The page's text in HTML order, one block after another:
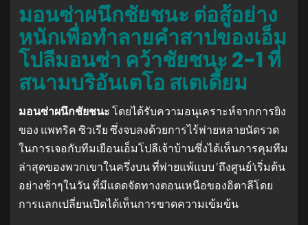
มอนซ่าผนึกชัยชนะ ต่อสู้อย่าง
หนักเพื่อทําลายคําสาปของเอ็ม
โปลีมอนซ่า คว้าชัยชนะ 2-1 ที่
สนามบริอันเตโอ สเตเดี้ยม
มอนซ่าผนึกชัยชนะ โดยได้รับความอนุเคราะห์จากการยิง
ของ แพทริค ซิวเรีย ซึ่งจบลงด้วยการไร้พ่ายหลายนัดรวด
ในการเจอกับทีมเยือนเอ็มโปลีเจ้าบ้านซึ่งได้เห็นการคุมทีม
ล่าสุดของพวกเขาในครึ่งบน ที่พ่ายแพ้แบบ ‘ถึงศูนย์’เริ่มต้น
อย่างช้าๆในวัน ที่มีแดดจัดทางตอนเหนือของอิตาลีโดย
การแลกเปลี่ยนเปิดได้เห็นการขาดความเข้มข้น